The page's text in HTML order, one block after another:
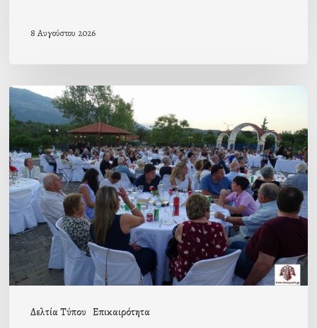
8 Αυγούστου 2026
Δελτία Τύπου Επικαιρότητα
Πρόσκληση
προς
τους
Ομογενείς
μας